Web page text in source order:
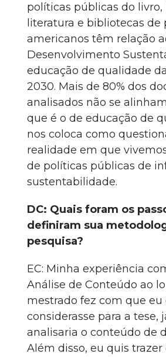
políticas públicas do livro,
literatura e bibliotecas de
americanos têm relação
Desenvolvimento
educação de qualidade
2030. Mais de 80% dos
analisados não se
que é o de educação de
nos coloca como
realidade em que
de políticas públicas de
sustentabilidade.
DC: Quais foram os
definiram sua
pesquisa?
EC: Minha experiência
Análise de Conteúdo ao
mestrado fez com que eu
considerasse para a tese,
analisaria o conteúdo de
Além disso, eu quis trazer